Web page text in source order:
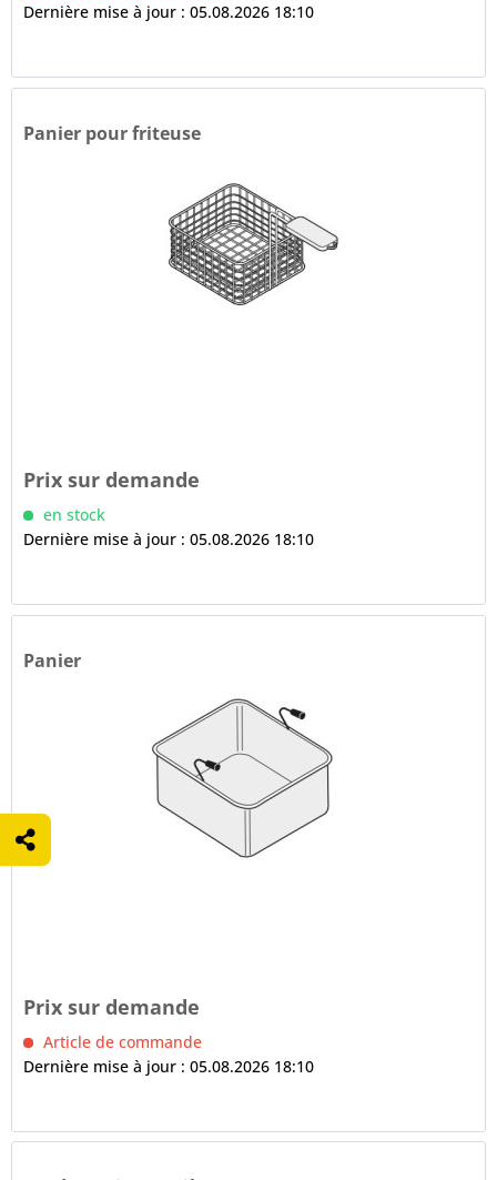
Dernière mise à jour : 05.08.2026 18:10
Panier pour friteuse
Prix sur demande
en stock
Dernière mise à jour : 05.08.2026 18:10
Panier
Prix sur demande
Article de commande
Dernière mise à jour : 05.08.2026 18:10